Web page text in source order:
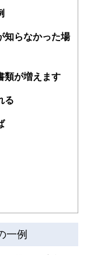
て広く情報発信する
、６５歳以上のリタ
式投資。最近はアメ
知らなかった場
類が増えます
る
一例